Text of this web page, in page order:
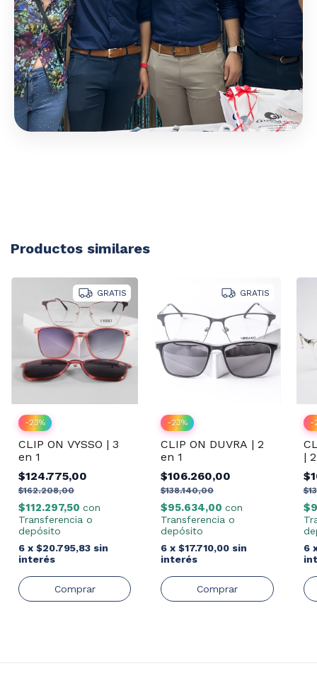
Productos similares
GRATIS
-23%
CLIP ON VYSSO | 3
en 1
$124.775,00
$162.208,00
$112.297,50 con
Transferencia o
depósito
6 x $20.795,83 sin
interés
GRATIS
-23%
CLIP ON DUVRA | 2
en 1
$106.260,00
$138.140,00
$95.634,00con
Transferencia o
depósito
6 x$17.710,00 sin
interés
-
|
6